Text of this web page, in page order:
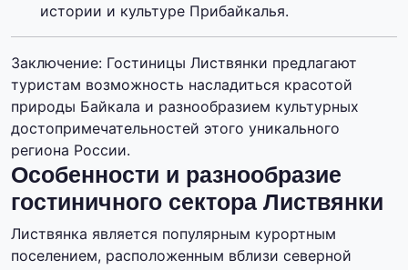
истории и культуре Прибайкалья.
Заключение: Гостиницы Листвянки предлагают
туристам возможность насладиться красотой
природы Байкала и разнообразием культурных
достопримечательностей этого уникального
региона России.
Особенности и разнообразие
гостиничного сектора Листвянки
Листвянка является популярным курортным
поселением, расположенным вблизи северной